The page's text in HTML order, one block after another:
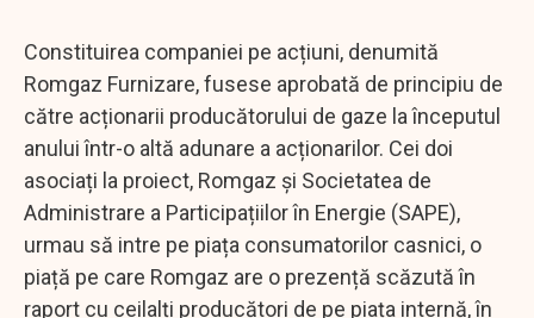
Constituirea companiei pe acțiuni, denumită
Romgaz Furnizare, fusese aprobată de principiu de
către acționarii producătorului de gaze la începutul
anului într-o altă adunare a acționarilor. Cei doi
asociați la proiect, Romgaz și Societatea de
Administrare a Participațiilor în Energie (SAPE),
urmau să intre pe piața consumatorilor casnici, o
piață pe care Romgaz are o prezență scăzută în
raport cu ceilalți producători de pe piața internă, în